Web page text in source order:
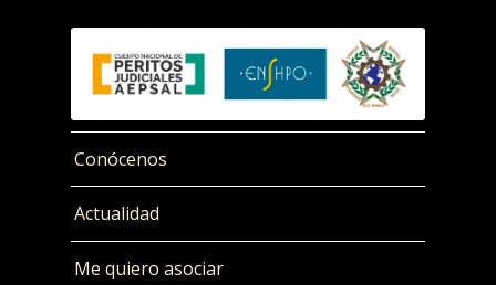
Conócenos
Actualidad
Me quiero asociar